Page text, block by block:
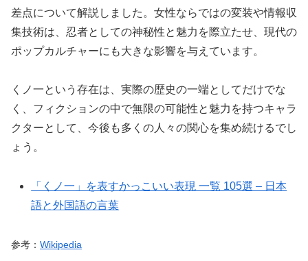
差点について解説しました。女性ならではの変装や情報収
集技術は、忍者としての神秘性と魅力を際立たせ、現代の
ポップカルチャーにも大きな影響を与えています。
くノ一という存在は、実際の歴史の一端としてだけでな
く、フィクションの中で無限の可能性と魅力を持つキャラ
クターとして、今後も多くの人々の関心を集め続けるでし
ょう。
「くノ一」を表すかっこいい表現 一覧 105選 – 日本
語と外国語の言葉
参考： Wikipedia